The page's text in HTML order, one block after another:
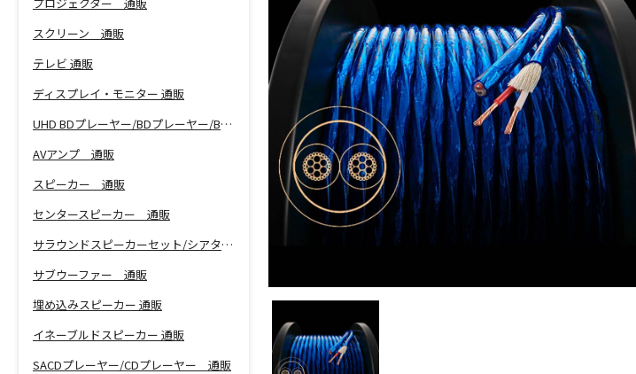
スクリーン 通販
テレビ 通販
ディスプレイ・モニター 通販
UHD BDプレーヤー/BDプレーヤー/BDレコーダー 通販
AVアンプ 通販
スピーカー 通販
センタースピーカー 通販
サラウンドスピーカーセット/シアターバー 通販
サブウーファー 通販
埋め込みスピーカー 通販
イネーブルドスピーカー 通販
SACDプレーヤー/CDプレーヤー 通販